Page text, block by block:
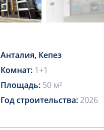
Анталия, Кепез
Комнат: 1+1
Площадь: 50 м²
Год строительства:2026